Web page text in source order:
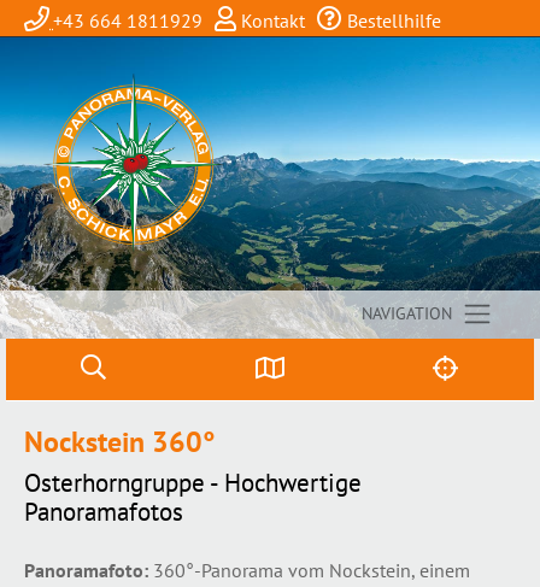
+43 664 1811929 Kontakt Bestellhilfe
NAVIGATION
Nockstein 360°
Osterhorngruppe - Hochwertige
Panoramafotos
Panoramafoto: 360°-Panorama vom Nockstein, einem